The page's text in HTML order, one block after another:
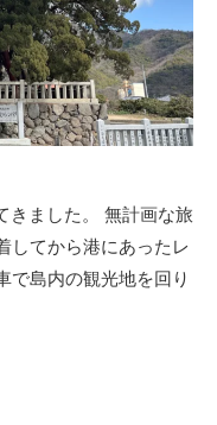
きました。 無計画な旅
してから港にあったレ
で島内の観光地を回り